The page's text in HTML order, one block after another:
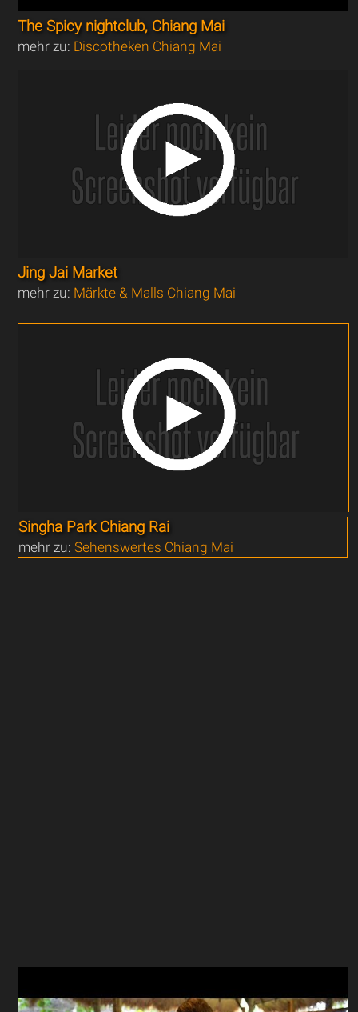
The Spicy nightclub, Chiang Mai
mehr zu: Discotheken Chiang Mai
Jing Jai Market
mehr zu: Märkte & Malls Chiang Mai
Singha Park Chiang Rai
mehr zu:Sehenswertes Chiang Mai